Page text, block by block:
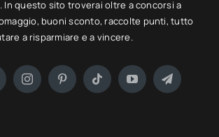
In questo sito troverai oltre a concorsi a
buoni sconto, raccolte punti, tutto
a risparmiare e a vincere.